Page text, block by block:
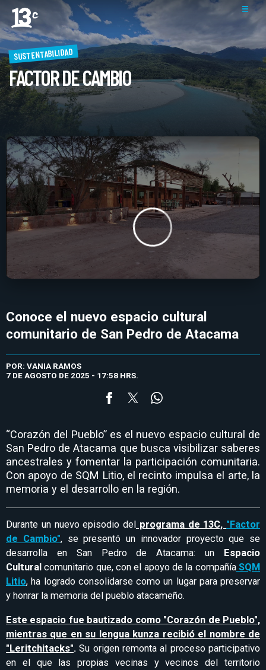
SUSTENTABILIDAD
FACTOR DE CAMBIO
Conoce el nuevo espacio cultural
comunitario de San Pedro de Atacama
POR: VANIA RAMOS
7 DE AGOSTO DE 2025 - 17:58 HRS.
“Corazón del Pueblo” es el nuevo espacio cultural de
San Pedro de Atacama que busca visibilizar saberes
ancestrales y fomentar la participación comunitaria.
Con apoyo de SQM Litio, el recinto impulsa el arte, la
memoria y el desarrollo en la región.
Durante un nuevo episodio del programa de 13C, "Factor
de Cambio", se presentó un innovador proyecto que se
desarrolla en San Pedro de Atacama: un
Espacio
Cultural comunitario que, con el apoyo de la compañíaSQM
Litio, ha logrado consolidarse como un lugar para preservar
y honrar la memoria del pueblo atacameño.
Este espacio fue bautizado como "Corazón de Pueblo",
mientras que en su lengua kunza recibió el nombre de
"Leritchitacks".Su origen remonta al proceso participativo
en el que las propias vecinas y vecinos del territorio